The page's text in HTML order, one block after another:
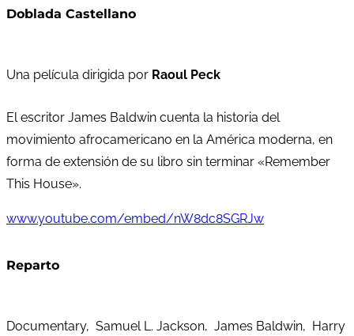
Doblada Castellano
Una película dirigida por Raoul Peck
El escritor James Baldwin cuenta la historia del
movimiento afrocamericano en la América moderna, en
forma de extensión de su libro sin terminar «Remember
This House».
www.youtube.com/embed/nW8dc8SGRJw
Reparto
Documentary, Samuel L. Jackson, James Baldwin, Harry